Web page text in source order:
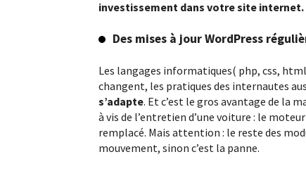
investissement dans votre site internet.
Des mises à jour WordPress
Les langages informatiques( php, css,
changent, les pratiques des internautes
s’adapte. Et c’est le gros avantage de la
à vis de l’entretien d’une voiture : le
remplacé. Mais attention : le reste des
mouvement, sinon c’est la panne.